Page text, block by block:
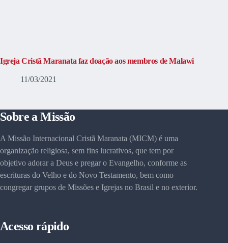
Igreja Cristã Maranata faz doação aos membros de Malawi
11/03/2021
Sobre a Missão
A Missão Internacional Cristã Maranata (MICM) é uma
organização religiosa, sem fins lucrativos, que tem por
objetivo adorar a Deus e pregar o Evangelho, conforme as
escrituras do Velho e do Novo Testamento, bem como
congregar grupos de Missões e Igrejas no Brasil e no exterior.
Acesso rápido